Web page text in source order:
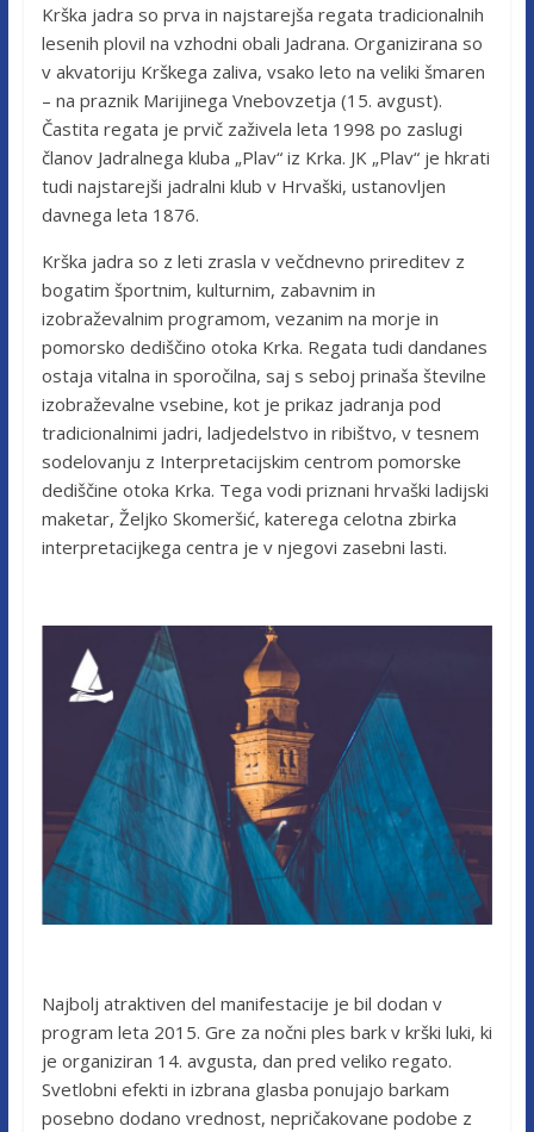
Krška jadra so prva in najstarejša regata tradicionalnih
lesenih plovil na vzhodni obali Jadrana. Organizirana so
v akvatoriju Krškega zaliva, vsako leto na veliki šmaren
– na praznik Marijinega Vnebovzetja (15. avgust).
Častita regata je prvič zaživela leta 1998 po zaslugi
članov Jadralnega kluba „Plav“ iz Krka. JK „Plav“ je hkrati
tudi najstarejši jadralni klub v Hrvaški, ustanovljen
davnega leta 1876.
Krška jadra so z leti zrasla v večdnevno prireditev z
bogatim športnim, kulturnim, zabavnim in
izobraževalnim programom, vezanim na morje in
pomorsko dediščino otoka Krka. Regata tudi dandanes
ostaja vitalna in sporočilna, saj s seboj prinaša številne
izobraževalne vsebine, kot je prikaz jadranja pod
tradicionalnimi jadri, ladjedelstvo in ribištvo, v tesnem
sodelovanju z Interpretacijskim centrom pomorske
dediščine otoka Krka. Tega vodi priznani hrvaški ladijski
maketar, Željko Skomeršić, katerega celotna zbirka
interpretacijkega centra je v njegovi zasebni lasti.
Najbolj atraktiven del manifestacije je bil dodan v
program leta 2015. Gre za nočni ples bark v krški luki, ki
je organiziran 14. avgusta, dan pred veliko regato.
Svetlobni efekti in izbrana glasba ponujajo barkam
posebno dodano vrednost, nepričakovane podobe z